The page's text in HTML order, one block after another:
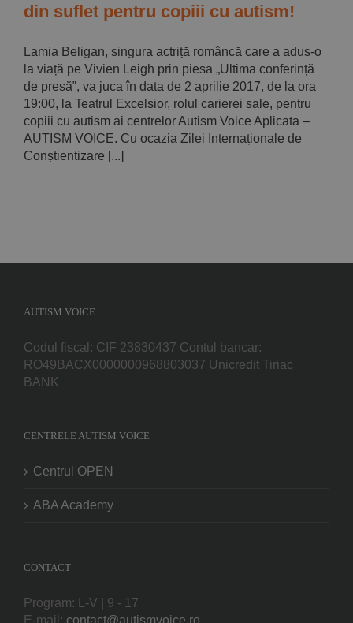
din suflet pentru copiii cu autism!
Lamia Beligan, singura actriță româncă care a adus-o
la viață pe Vivien Leigh prin piesa „Ultima conferință
de presă‟, va juca în data de 2 aprilie 2017, de la ora
19:00, la Teatrul Excelsior, rolul carierei sale, pentru
copiii cu autism ai centrelor Autism Voice Aplicata –
AUTISM VOICE. Cu ocazia Zilei Internaționale de
Conștientizare [...]
AUTISM VOICE
Codul fiscal: CIF 23830437 Contul bancar:
RO49BACX0000000968803037 Unicredit Tiriac
BANK
CENTRELE AUTISM VOICE
Centrul OPEN
ABA Academy
CONTACT
Program: L-V | 9 - 17
E-mail: contact@autismvoice.ro